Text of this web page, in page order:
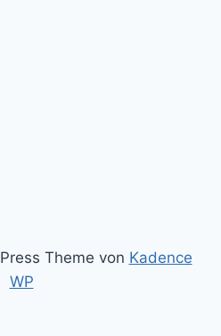
Theme von Kadence
WP